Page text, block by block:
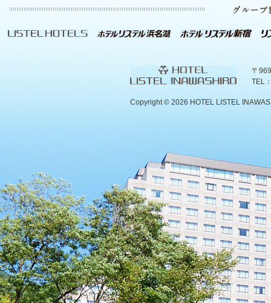
〒
TEL
Copyright © 2026 HOTEL LISTEL